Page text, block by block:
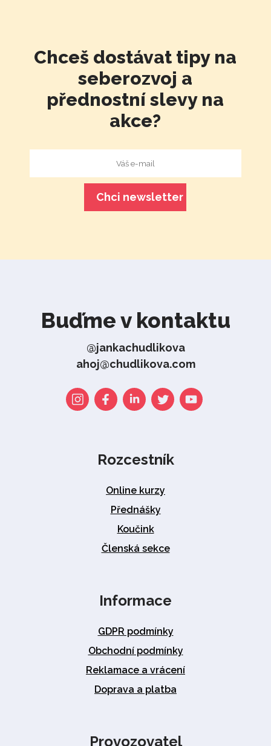
Chceš dostávat tipy na
seberozvoj a
přednostní slevy na
akce?
Buďme v kontaktu
@jankachudlikova
ahoj@chudlikova.com
Rozcestník
Online kurzy
Přednášky
Koučink
Členská sekce
Informace
GDPR podmínky
Obchodní podmínky
Reklamace a vrácení
Doprava a platba
Provozovatel